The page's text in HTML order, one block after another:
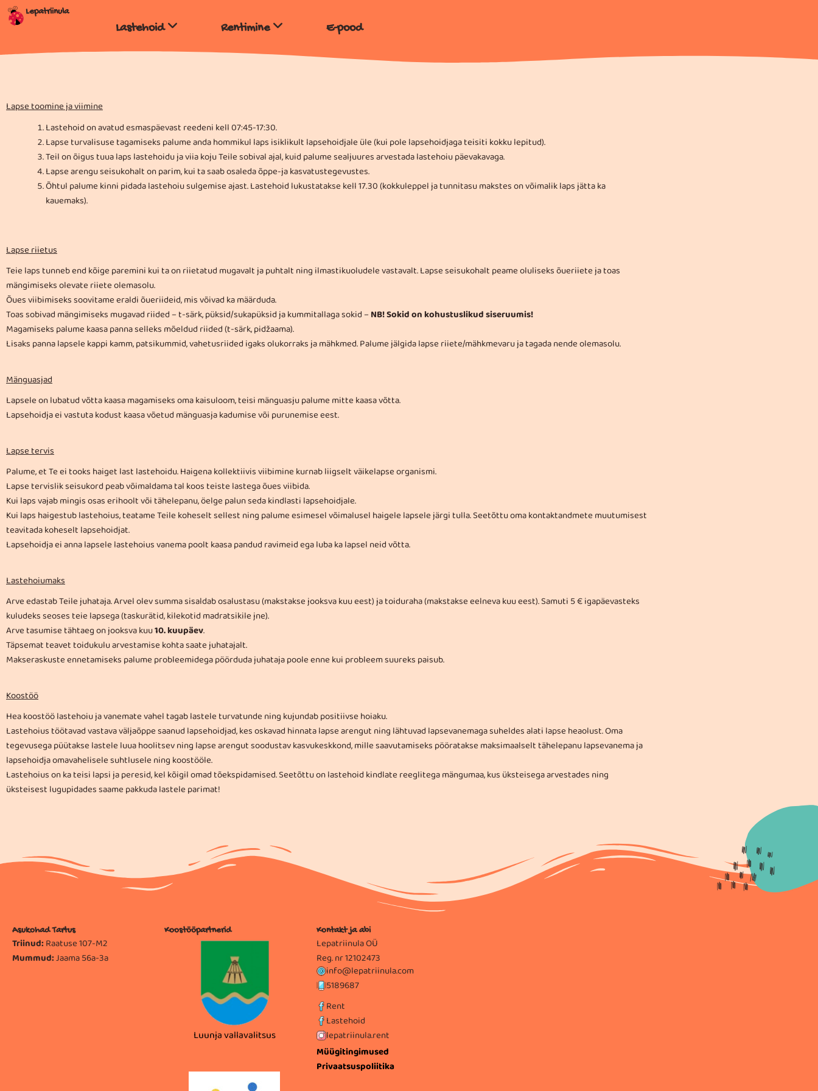
Skip
Lepatriinula
Lastehoid Rentimine E-pood
Lapse toomine ja viimine
Lastehoid on avatud esmaspäevast reedeni kell 07:45-17:30.
Lapse turvalisuse tagamiseks palume anda hommikul laps isiklikult lapsehoidjale üle (kui pole lapsehoidjaga teisiti kokku lepitud).
Teil on õigus tuua laps lastehoidu ja viia koju Teile sobival ajal, kuid palume sealjuures arvestada lastehoiu päevakavaga.
Lapse arengu seisukohalt on parim, kui ta saab osaleda õppe-ja kasvatustegevustes.
Õhtul palume kinni pidada lastehoiu sulgemise ajast. Lastehoid lukustatakse kell 17.30 (kokkuleppel ja tunnitasu makstes on võimalik laps jätta ka
kauemaks).
Lapse riietus
Teie laps tunneb end kõige paremini kui ta on riietatud mugavalt ja puhtalt ning ilmastikuoludele vastavalt. Lapse seisukohalt peame oluliseks õueriiete ja toas
mängimiseks olevate riiete olemasolu.
Õues viibimiseks soovitame eraldi õueriideid, mis võivad ka määrduda.
Toas sobivad mängimiseks mugavad riided – t-särk, püksid/sukapüksid ja kummitallaga sokid – NB! Sokid on kohustuslikud siseruumis!
Magamiseks palume kaasa panna selleks mõeldud riided (t-särk, pidžaama).
Lisaks panna lapsele kappi kamm, patsikummid, vahetusriided igaks olukorraks ja mähkmed. Palume jälgida lapse riiete/mähkmevaru ja tagada nende olemasolu.
​Mänguasjad
Lapsele on lubatud võtta kaasa magamiseks oma kaisuloom, teisi mänguasju palume mitte kaasa võtta.
Lapsehoidja ei vastuta kodust kaasa võetud mänguasja kadumise või purunemise eest.
Lapse tervis
Palume, et Te ei tooks haiget last lastehoidu. Haigena kollektiivis viibimine kurnab liigselt väikelapse organismi.
Lapse tervislik seisukord peab võimaldama tal koos teiste lastega õues viibida.
Kui laps vajab mingis osas erihoolt või tähelepanu, öelge palun seda kindlasti lapsehoidjale.
Kui laps haigestub lastehoius, teatame Teile koheselt sellest ning palume esimesel võimalusel haigele lapsele järgi tulla. Seetõttu oma kontaktandmete muutumisest
teavitada koheselt lapsehoidjat.
Lapsehoidja ei anna lapsele lastehoius vanema poolt kaasa pandud ravimeid ega luba ka lapsel neid võtta.
Lastehoiumaks
Arve edastab Teile juhataja. Arvel olev summa sisaldab osalustasu (makstakse jooksva kuu eest) ja toiduraha (makstakse eelneva kuu eest). Samuti 5 € igapäevasteks
kuludeks seoses teie lapsega (taskurätid, kilekotid madratsikile jne).
Arve tasumise tähtaeg on jooksva kuu10. kuupäev.
Täpsemat teavet toidukulu arvestamise kohta saate juhatajalt.
Makseraskuste ennetamiseks palume probleemidega pöörduda juhataja poole enne kui probleem suureks paisub.
Koostöö
Hea koostöö lastehoiu ja vanemate vahel tagab lastele turvatunde ning kujundab positiivse hoiaku.
Lastehoius töötavad vastava väljaõppe saanud lapsehoidjad, kes oskavad hinnata lapse arengut ning lähtuvad lapsevanemaga suheldes alati lapse heaolust. Oma
tegevusega püütakse lastele luua hoolitsev ning lapse arengut soodustav kasvukeskkond, mille saavutamiseks pööratakse maksimaalselt tähelepanu lapsevanema ja
lapsehoidja omavahelisele suhtlusele ning koostööle.
Lastehoius on ka teisi lapsi ja peresid, kel kõigil omad tõekspidamised. Seetõttu on lastehoid kindlate reeglitega mängumaa, kus üksteisega arvestades ning
üksteisest lugupidades saame pakkuda lastele parimat!
Asukohad Tartus
Triinud: Raatuse 107-M2
Mummud:Jaama 56a-3a
Koostööpartnerid
Luunja vallavalitsus Tartu Tervishoiu Kõrgkool
Kontakt ja abi
Lepatriinula OÜ
Reg. nr 12102473
info@lepatriinula.com
5189687
Rent
Lastehoid
lepatriinula.rent
Müügitingimused
Privaatsuspoliitika